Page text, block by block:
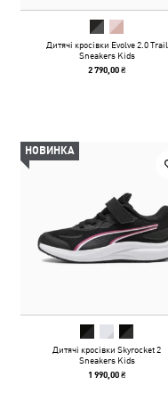
Дитячі кросівки Evolve 2.0 Trail
Sneakers Kids
2 790,00 ₴
НОВИНКА
Дитячі кросівки Skyrocket 2
Sneakers Kids
1 990,00 ₴